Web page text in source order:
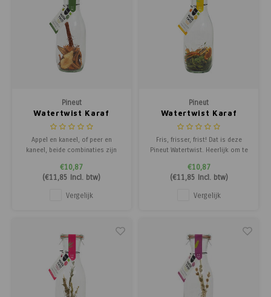
Pineut
Watertwist Karaf
Appel Peer Kaneel
Appel en kaneel, of peer en
kaneel, beide combinaties zijn
samengebracht in één
verfrissende watertwist die
fruitig, kruidig en vol van smaak
is. De watertwist wordt geleverd
€10,87
(€11,85 Incl. btw)
Vergelijk
Pineut
Watertwist Karaf
Citrus Munt Verve
Fris, frisser, frist! Dat is deze
Pineut Watertwist. Heerlijk om te
Met een echte Rotterdamse twist:
alle munt komt uit een lokale
stadstuin. De watertwist wordt
geleverd in een mooie karaf met
€10,87
(€11,85 Incl. btw)
Vergelijk